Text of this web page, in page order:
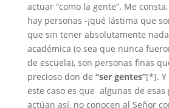
actuar “como la gente”. Me
hay personas -¡qué lástima que
que sin tener absolutamente
académica (o sea que nunca
de escuela), son personas finas
precioso don de “ser gentes”[*]. Y
este caso es que algunas de esas
actúan así, no conocen al Señor